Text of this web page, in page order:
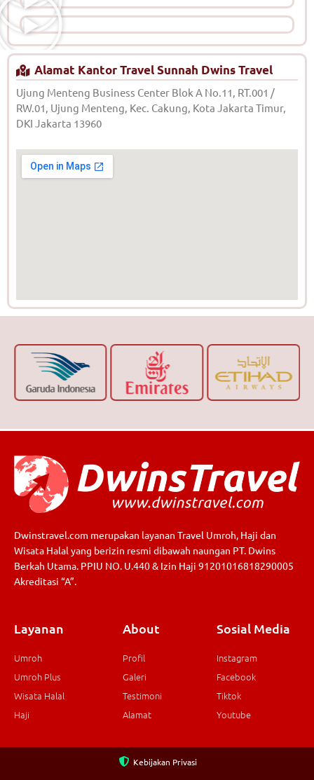
Alamat Kantor Travel Sunnah Dwins Travel
Ujung Menteng Business Center Blok A No.11, RT.001 /
RW.01, Ujung Menteng, Kec. Cakung, Kota Jakarta Timur,
DKI Jakarta 13960
Dwinstravel.com merupakan layanan Travel Umroh, Haji dan
Wisata Halal yang berizin resmi dibawah naungan PT. Dwins
Berkah Utama. PPIU NO. U.440 & Izin Haji 91201016818290005
Akreditasi “A”.
Layanan
Umroh
Umroh Plus
Wisata Halal
Haji
About
Profil
Galeri
Testimoni
Alamat
Sosial Media
Instagram
Facebook
Tiktok
Youtube
Kebijakan Privasi